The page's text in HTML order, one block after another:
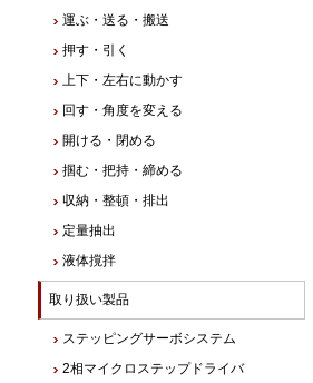
運ぶ・送る・搬送
押す・引く
上下・左右に動かす
回す・角度を変える
開ける・閉める
掴む・把持・締める
収納・整頓・排出
定量抽出
液体撹拌
取り扱い製品
ステッピングサーボシステム
2相マイクロステップドライバ